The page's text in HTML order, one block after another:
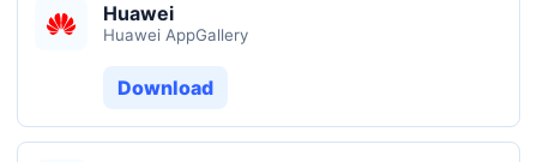
Huawei
Huawei AppGallery
Download